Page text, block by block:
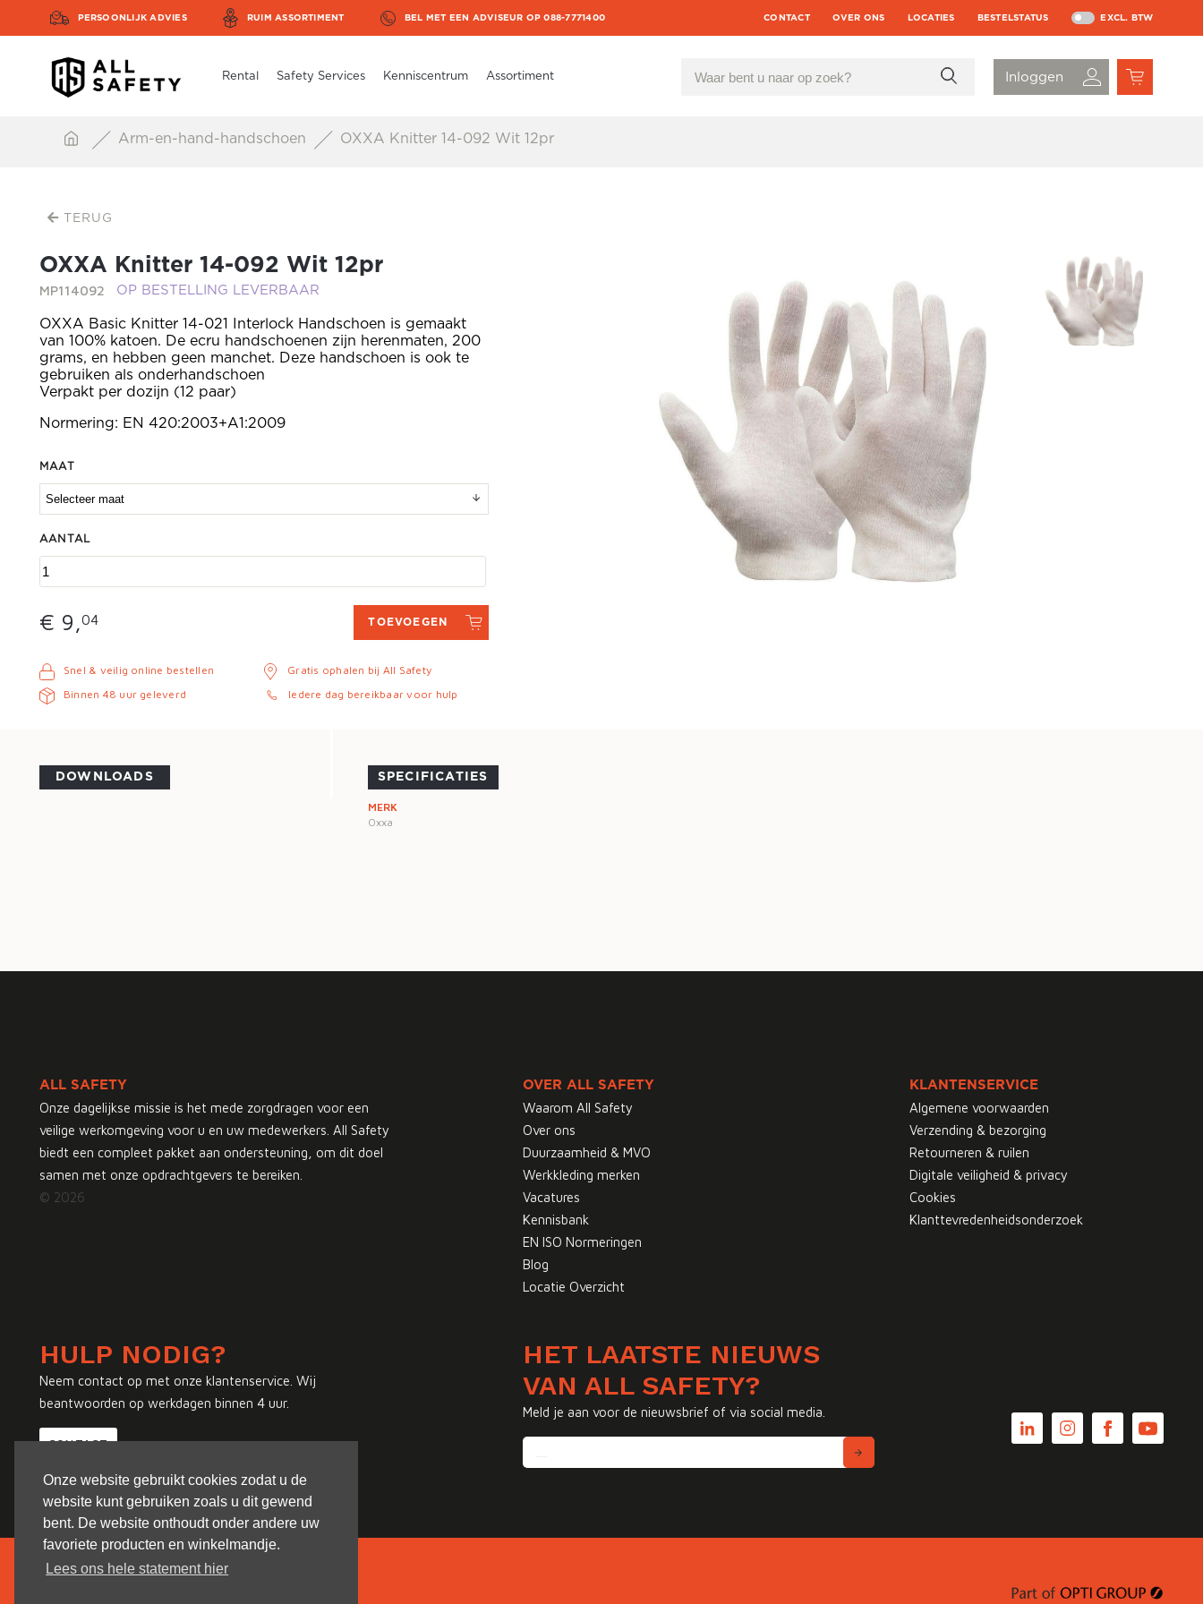
Onze website gebruikt cookies zodat u de
website kunt gebruiken zoals u dit gewend
bent. De website onthoudt onder andere uw
favoriete producten en winkelmandje.
Lees ons hele statement hier
PERSOONLIJK ADVIES RUIM ASSORTIMENT BEL MET EEN ADVISEUR OP 088-7771400 CONTACT OVER ONS LOCATIES BESTELSTATUS EXCL. BTW
Rental Safety Services Kenniscentrum Assortiment
Arm-en-hand-handschoen OXXA Knitter 14-092 Wit 12pr
TERUG
OXXA Knitter 14-092 Wit 12pr
MP114092 OP BESTELLING LEVERBAAR
OXXA Basic Knitter 14-021 Interlock Handschoen is gemaakt
van 100% katoen. De ecru handschoenen zijn herenmaten, 200
grams, en hebben geen manchet. Deze handschoen is ook te
gebruiken als onderhandschoen
Verpakt per dozijn (12 paar)
Normering: EN 420:2003+A1:2009
MAAT
AANTAL
€ 9,04 TOEVOEGEN
Snel & veilig online bestellen
Binnen 48 uur geleverd
Gratis ophalen bij All Safety
Iedere dag bereikbaar voor hulp
DOWNLOADS SPECIFICATIES
MERK
Oxxa
ALL SAFETY
Onze dagelijkse missie is het mede zorgdragen voor een
veilige werkomgeving voor u en uw medewerkers. All Safety
biedt een compleet pakket aan ondersteuning, om dit doel
samen met onze opdrachtgevers te bereiken.
© 2026
OVER ALL SAFETY
Waarom All Safety
Over ons
Duurzaamheid & MVO
Werkkleding merken
Vacatures
Kennisbank
EN ISO Normeringen
Blog
Locatie Overzicht
KLANTENSERVICE
Algemene voorwaarden
Verzending & bezorging
Retourneren & ruilen
Digitale veiligheid & privacy
Cookies
Klanttevredenheidsonderzoek
HULP NODIG?
Neem contact op met onze klantenservice. Wij
beantwoorden op werkdagen binnen 4 uur.
CONTACT
HET LAATSTE NIEUWS
VAN ALL SAFETY?
Meld je aan voor de nieuwsbrief of via social media.